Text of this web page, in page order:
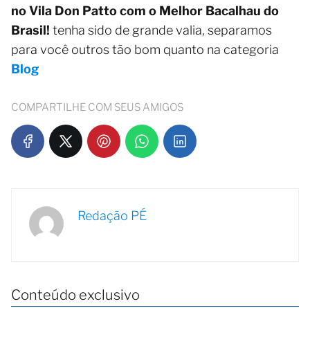
no Vila Don Patto com o Melhor Bacalhau do
Brasil! tenha sido de grande valia, separamos
para você outros tão bom quanto na categoria
Blog
COMPARTILHE COM SEUS AMIGOS
Redação PÉ
Conteúdo exclusivo